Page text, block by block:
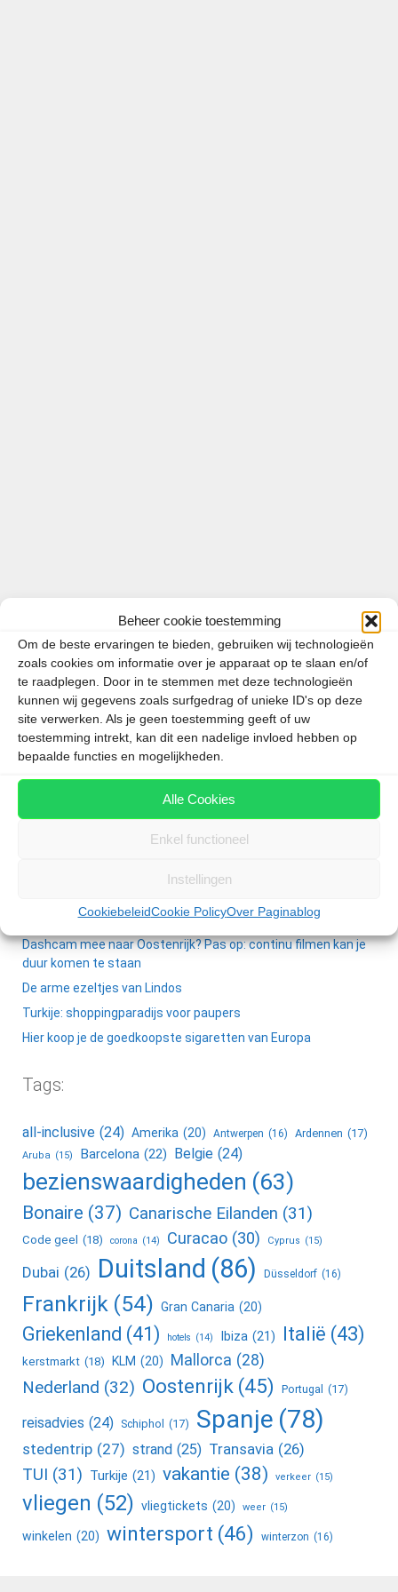
Beheer cookie toestemming
Om de beste ervaringen te bieden, gebruiken wij technologieën
zoals cookies om informatie over je apparaat op te slaan en/of
te raadplegen. Door in te stemmen met deze technologieën
kunnen wij gegevens zoals surfgedrag of unieke ID's op deze
site verwerken. Als je geen toestemming geeft of uw
toestemming intrekt, kan dit een nadelige invloed hebben op
bepaalde functies en mogelijkheden.
Alle Cookies
Enkel functioneel
Instellingen
CookiebeleidCookie PolicyOver Paginablog
,reisbenodigdheden,reisstekker
Thailand, Verenigde Staten
Zoeken
Vakantie als relatietherapie
Dashcam mee naar Oostenrijk? Pas op: continu filmen kan je
duur komen te staan
De arme ezeltjes van Lindos
Turkije: shoppingparadijs voor paupers
Hier koop je de goedkoopste sigaretten van Europa
Tags:
all-inclusive (24) Amerika (20) Antwerpen (16) Ardennen (17)
Aruba (15) Barcelona (22) Belgie (24)
bezienswaardigheden (63)
Bonaire (37) Canarische Eilanden (31)
Code geel (18) corona (14) Curacao (30) Cyprus (15)
Dubai (26) Duitsland (86) Düsseldorf (16)
Frankrijk (54) Gran Canaria (20)
Griekenland (41) hotels (14) Ibiza (21) Italië (43)
kerstmarkt (18) KLM (20) Mallorca (28)
Nederland (32) Oostenrijk (45) Portugal (17)
reisadvies (24) Schiphol (17) Spanje (78)
stedentrip (27) strand (25) Transavia (26)
TUI (31) Turkije (21) vakantie (38) verkeer (15)
vliegen (52) vliegtickets (20) weer (15)
winkelen (20) wintersport (46) winterzon (16)